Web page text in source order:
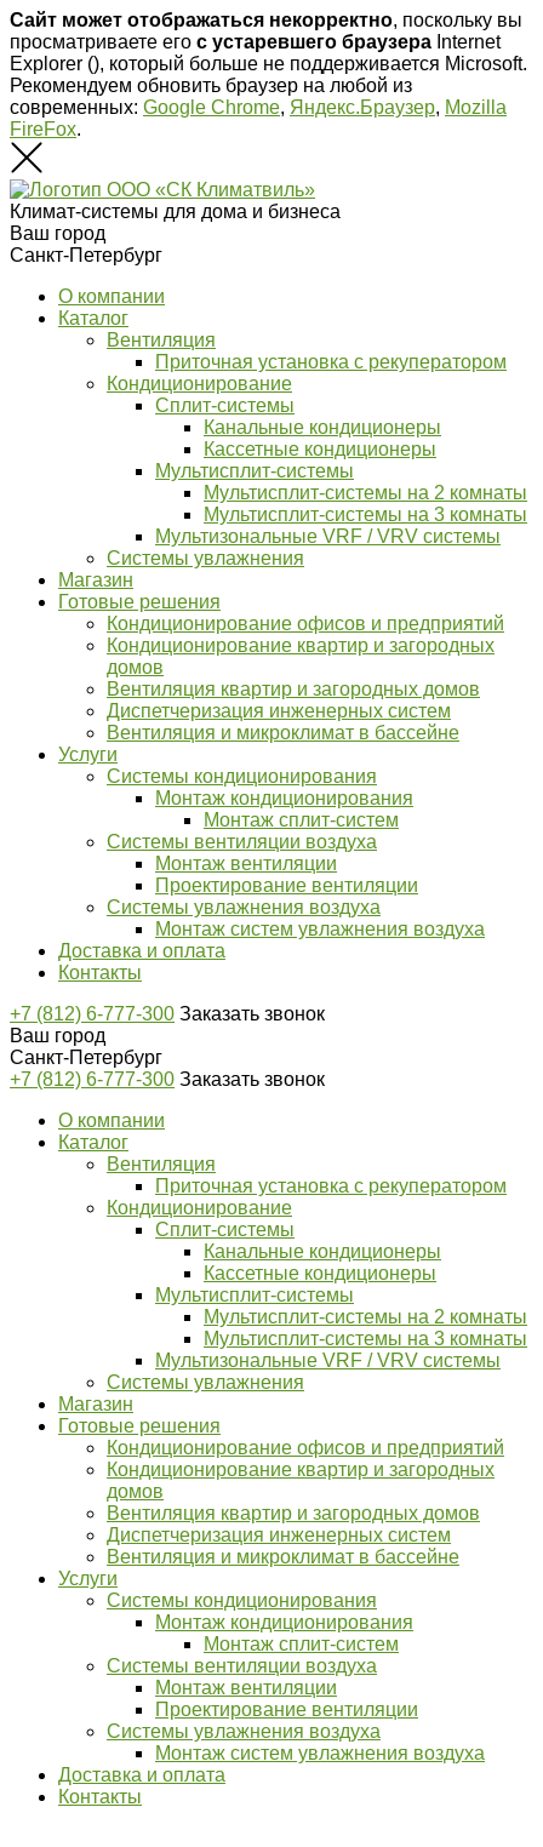
Сайт может отображаться некорректно, поскольку вы
просматриваете его с устаревшего браузера Internet
Explorer (), который больше не поддерживается Microsoft.
Рекомендуем обновить браузер на любой из
современных: Google Chrome, Яндекс.Браузер, Mozilla
FireFox.
Климат-системы для дома и бизнеса
Ваш город
Санкт-Петербург
О компании
Каталог
Вентиляция
Приточная установка с рекуператором
Кондиционирование
Сплит-системы
Канальные кондиционеры
Кассетные кондиционеры
Мультисплит-системы
Мультисплит-системы на 2 комнаты
Мультисплит-системы на 3 комнаты
Мультизональные VRF / VRV системы
Системы увлажнения
Магазин
Готовые решения
Кондиционирование офисов и предприятий
Кондиционирование квартир и загородных
домов
Вентиляция квартир и загородных домов
Диспетчеризация инженерных систем
Вентиляция и микроклимат в бассейне
Услуги
Системы кондиционирования
Монтаж кондиционирования
Монтаж сплит-систем
Системы вентиляции воздуха
Монтаж вентиляции
​​​​​​​Проектирование вентиляции
Системы увлажнения воздуха
Монтаж систем увлажнения воздуха
Доставка и оплата
Контакты
+7 (812) 6-777-300 Заказать звонок
Ваш город
Санкт-Петербург
+7 (812) 6-777-300 Заказать звонок
О компании
Каталог
Вентиляция
Приточная установка с рекуператором
Кондиционирование
Сплит-системы
Канальные кондиционеры
Кассетные кондиционеры
Мультисплит-системы
Мультисплит-системы на 2 комнаты
Мультисплит-системы на 3 комнаты
Мультизональные VRF / VRV системы
Системы увлажнения
Магазин
Готовые решения
Кондиционирование офисов и предприятий
Кондиционирование квартир и загородных
домов
Вентиляция квартир и загородных домов
Диспетчеризация инженерных систем
Вентиляция и микроклимат в бассейне
Услуги
Системы кондиционирования
Монтаж кондиционирования
Монтаж сплит-систем
Системы вентиляции воздуха
Монтаж вентиляции
​​​​​​​Проектирование вентиляции
Системы увлажнения воздуха
Монтаж систем увлажнения воздуха
Доставка и оплата
Контакты